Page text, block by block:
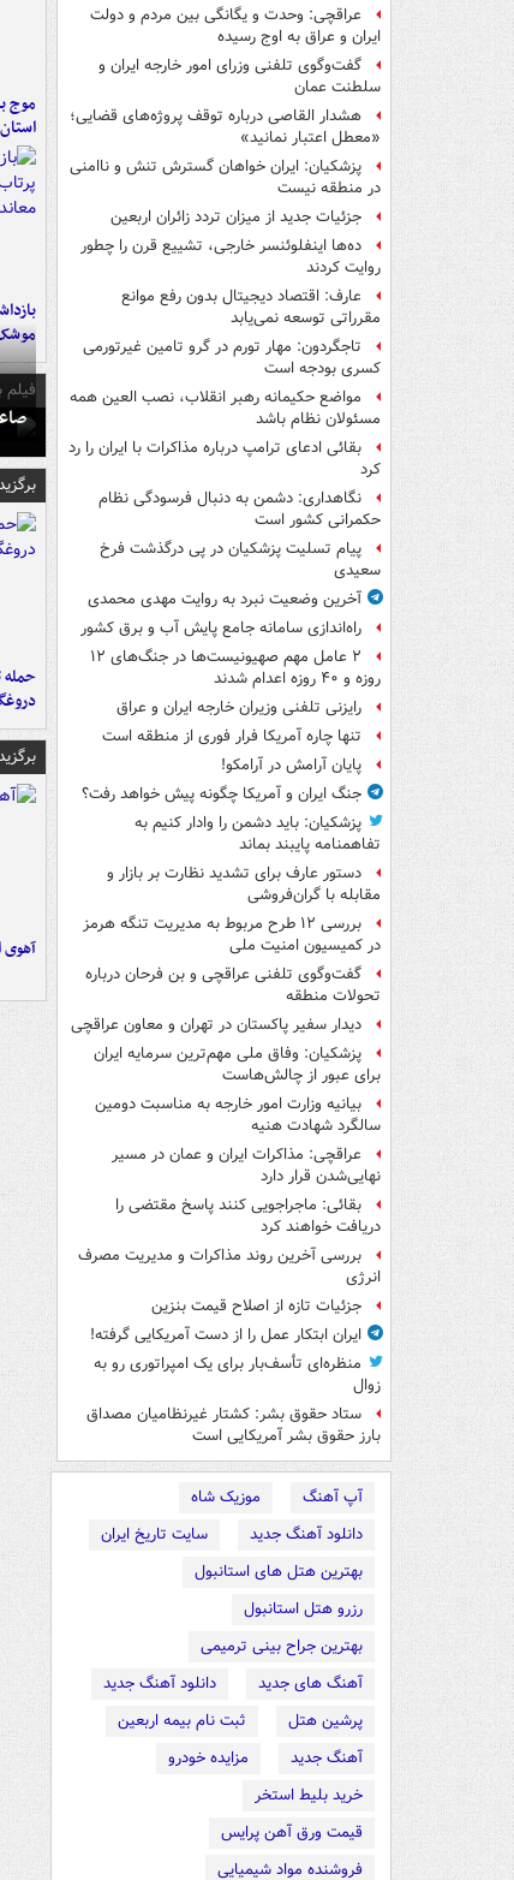
عراقچی: وحدت و یگانگی بین مردم و دولت
ایران و عراق به اوج رسیده
گفت‌وگوی تلفنی وزرای امور خارجه ایران و
سلطنت عمان
هشدار القاصی درباره توقف پروژه‌های قضایی؛
«معطل اعتبار نمانید»
پزشکیان: ایران خواهان گسترش تنش و ناامنی
در منطقه نیست
جزئیات جدید از میزان تردد زائران اربعین
ده‌ها اینفلوئنسر خارجی، تشییع قرن را چطور
روایت کردند
عارف: اقتصاد دیجیتال بدون رفع موانع
مقرراتی توسعه نمی‌یابد
تاجگردون: مهار تورم در گرو تامین غیرتورمی
کسری بودجه است
مواضع حکیمانه رهبر انقلاب، نصب العین همه
مسئولان نظام باشد
بقائی ادعای ترامپ درباره مذاکرات با ایران را رد
کرد
نگاهداری: دشمن به دنبال فرسودگی نظام
حکمرانی کشور است
پیام تسلیت پزشکیان در پی درگذشت فرخ
سعیدی
آخرین وضعیت نبرد به روایت مهدی محمدی
راه‌اندازی سامانه جامع پایش آب و برق کشور
۲ عامل مهم صهیونیست‌ها در جنگ‌های ۱۲
روزه و ۴۰ روزه اعدام شدند
رایزنی تلفنی وزیران خارجه ایران و عراق
تنها چاره آمریکا فرار فوری از منطقه است
پایان آرامش در آرامکو!
جنگ ایران و آمریکا چگونه پیش خواهد رفت؟
پزشکیان: باید دشمن را وادار کنیم به
تفاهم‎نامه پایبند بماند
دستور عارف برای تشدید نظارت بر بازار و
مقابله با گران‌فروشی
بررسی ۱۲ طرح مربوط به مدیریت تنگه هرمز
در کمیسیون امنیت ملی
گفت‌وگوی تلفنی عراقچی و بن فرحان درباره
تحولات منطقه
دیدار سفیر پاکستان در تهران و معاون عراقچی
پزشکیان: وفاق ملی مهم‌ترین سرمایه ایران
برای عبور از چالش‌هاست
بیانیه وزارت امور خارجه به مناسبت دومین
سالگرد شهادت هنیه
عراقچی: مذاکرات ایران و عمان در مسیر
نهایی‌شدن قرار دارد
بقائی: ماجراجویی کنند پاسخ مقتضی را
دریافت خواهند کرد
بررسی آخرین روند مذاکرات و مدیریت مصرف
انرژی
جزئیات تازه از اصلاح قیمت بنزین
ایران ابتکار عمل را از دست آمریکایی‌ گرفته!
منظره‌ای تأسف‌بار برای یک امپراتوری رو به
زوال
ستاد حقوق بشر: کشتار غیرنظامیان مصداق
بارز حقوق بشر آمریکایی است
آپ آهنگ
موزیک شاه
دانلود آهنگ جدید
سایت تاریخ ایران
بهترین هتل های استانبول
رزرو هتل استانبول
بهترین جراح بینی ترمیمی
آهنگ های جدید
دانلود آهنگ جدید
پرشین هتل
ثبت نام بیمه اربعین
آهنگ جدید
مزایده خودرو
خرید بلیط استخر
قیمت ورق آهن پرایس
فروشنده مواد شیمیایی
استان
فیلم
حمله
آهوی